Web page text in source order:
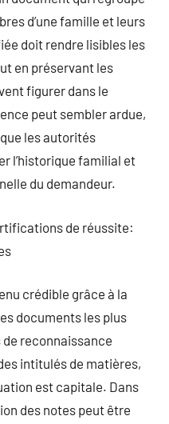
d’une famille et leurs
doit rendre lisibles les
en préservant les
figurer dans le
peut sembler ardue,
les autorités
l’historique familial et
du demandeur.
de réussite:
crédible grâce à la
documents les plus
reconnaissance
intitulés de matières,
est capitale. Dans
des notes peut être